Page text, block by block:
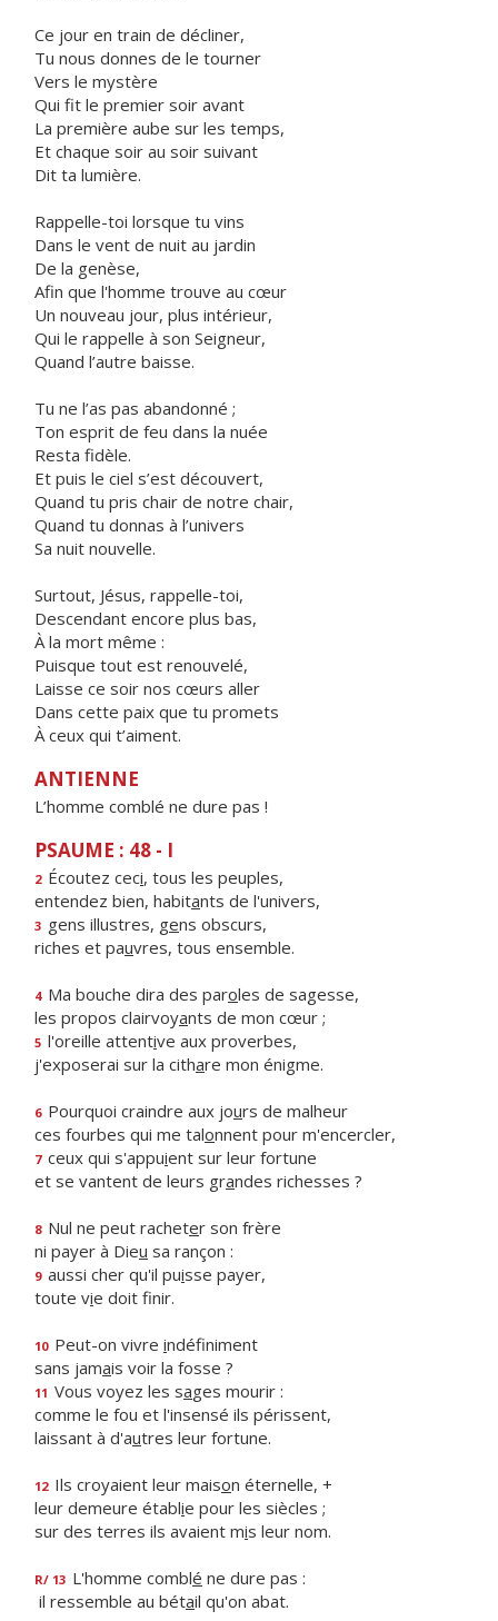
Ce jour en train de décliner,
Tu nous donnes de le tourner
Vers le mystère
Qui fit le premier soir avant
La première aube sur les temps,
Et chaque soir au soir suivant
Dit ta lumière.
Rappelle-toi lorsque tu vins
Dans le vent de nuit au jardin
De la genèse,
Afin que l'homme trouve au cœur
Un nouveau jour, plus intérieur,
Qui le rappelle à son Seigneur,
Quand l’autre baisse.
Tu ne l’as pas abandonné ;
Ton esprit de feu dans la nuée
Resta fidèle.
Et puis le ciel s’est découvert,
Quand tu pris chair de notre chair,
Quand tu donnas à l’univers
Sa nuit nouvelle.
Surtout, Jésus, rappelle-toi,
Descendant encore plus bas,
À la mort même :
Puisque tout est renouvelé,
Laisse ce soir nos cœurs aller
Dans cette paix que tu promets
À ceux qui t’aiment.
ANTIENNE
L’homme comblé ne dure pas !
PSAUME : 48 - I
2 Écoutez ceci, tous les peuples,
entendez bien, habitants de l'univers,
3 gens illustres, gens obscurs,
riches et pauvres, tous ensemble.
4 Ma bouche dira des paroles de sagesse,
les propos clairvoyants de mon cœur ;
5 l'oreille attentive aux proverbes,
j'exposerai sur la cithare mon énigme.
6 Pourquoi craindre aux jours de malheur
ces fourbes qui me talonnent pour m'encercler,
7 ceux qui s'appuient sur leur fortune
et se vantent de leurs grandes richesses ?
8 Nul ne peut racheter son frère
ni payer à Dieu sa rançon :
9 aussi cher qu'il puisse payer,
toute vie doit finir.
10 Peut-on vivre indéfiniment
sans jamais voir la fosse ?
11 Vous voyez les sages mourir :
comme le fou et l'insensé ils périssent,
laissant à d'autres leur fortune.
12 Ils croyaient leur maison éternelle, +
leur demeure établie pour les siècles ;
sur des terres ils avaient mis leur nom.
R/ 13 L'homme comblé ne dure pas :
il ressemble au bétail qu'on abat.